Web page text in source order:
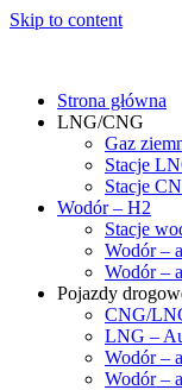
Skip to content
(wodór). Opisy
rynek paliw
Strona główna
LNG/CNG
Gaz
Stacje
Stacje
Wodór – H2
Stacje
Wodór –
Wodór –
Pojazdy
CNG/
LNG –
Wodór –
Wodór –